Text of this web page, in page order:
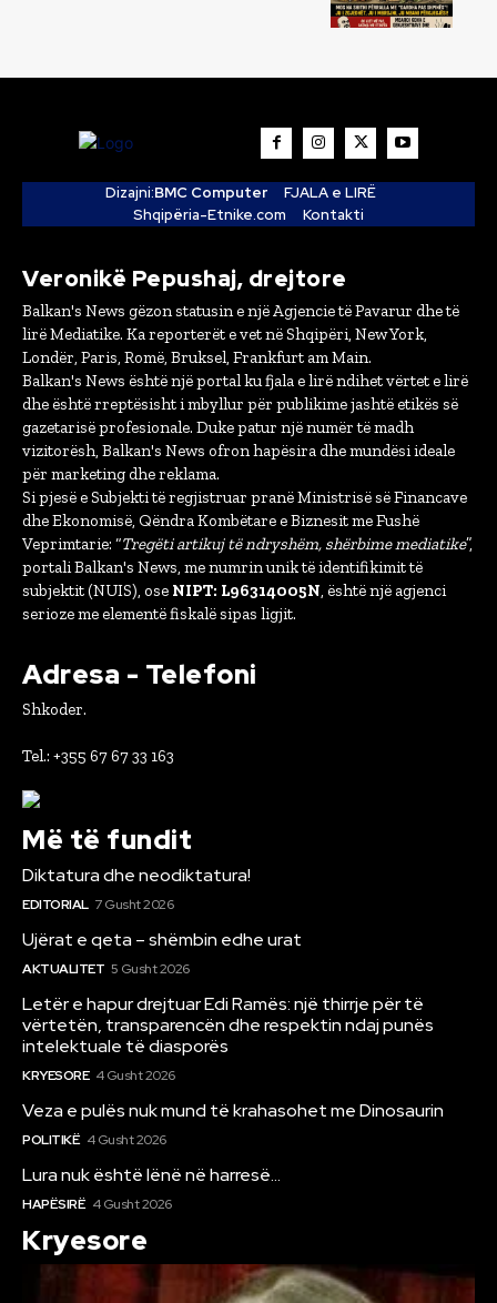
Dizajni:BMC Computer
FJALA e LIRË
Shqipëria-Etnike.com
Kontakti
Veronikë Pepushaj, drejtore
Balkan's News gëzon statusin e një Agjencie të Pavarur dhe të
lirë Mediatike. Ka reporterët e vet në Shqipëri, New York,
Londër, Paris, Romë, Bruksel, Frankfurt am Main.
Balkan's News është një portal ku fjala e lirë ndihet vërtet e lirë
dhe është rreptësisht i mbyllur për publikime jashtë etikës së
gazetarisë profesionale. Duke patur një numër të madh
vizitorësh, Balkan's News ofron hapësira dhe mundësi ideale
për marketing dhe reklama.
Si pjesë e Subjekti të regjistruar pranë Ministrisë së Financave
dhe Ekonomisë, Qëndra Kombëtare e Biznesit me Fushë
Veprimtarie: “Tregëti artikuj të ndryshëm, shërbime mediatike”,
portali Balkan's News, me numrin unik të identifikimit të
subjektit (NUIS), ose NIPT: L96314005N , është një agjenci
serioze me elementë fiskalë sipas ligjit.
Adresa - Telefoni
Shkoder.
Tel.: +355 67 67 33 163
Më të fundit
Diktatura dhe neodiktatura!
EDITORIAL 7 Gusht 2026
Ujërat e qeta – shëmbin edhe urat
AKTUALITET 5 Gusht 2026
Letër e hapur drejtuar Edi Ramës: një thirrje për të
vërtetën, transparencën dhe respektin ndaj punës
intelektuale të diasporës
KRYESORE 4 Gusht 2026
Veza e pulës nuk mund të krahasohet me Dinosaurin
POLITIKË 4 Gusht 2026
Lura nuk është lënë në harresë…
HAPËSIRË 4 Gusht 2026
Kryesore